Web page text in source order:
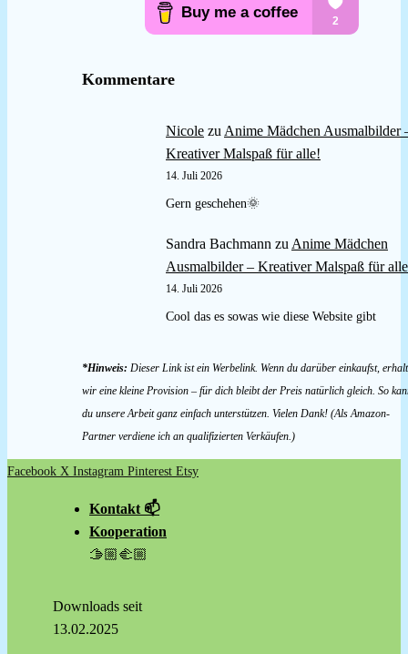
Kommentare
Nicole zu Anime Mädchen Ausmalbilder
Kreativer Malspaß für alle!
14. Juli 2026
Gern geschehen🌞
Sandra Bachmann zu Anime Mädchen
Ausmalbilder – Kreativer Malspaß für
14. Juli 2026
Cool das es sowas wie diese Website gibt
*Hinweis: Dieser Link ist ein Werbelink. Wenn du darüber einkaufst,
wir eine kleine Provision – für dich bleibt der Preis natürlich gleich. So
du unsere Arbeit ganz einfach unterstützen. Vielen Dank! (Als Amazon-
Partner verdiene ich an qualifizierten Verkäufen.)
Facebook X Instagram Pinterest Etsy
Kontakt 📫
Kooperation
🫱🏼‍🫲🏼
Downloads seit
13.02.2025